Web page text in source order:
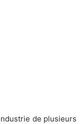
de plusieurs